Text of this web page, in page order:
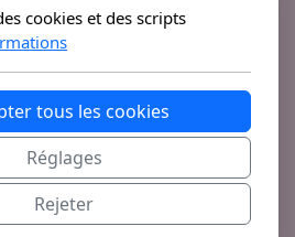
Légal
Conditions d'utilisation
cookies et des scripts
tous les cookies
Réglages
Rejeter